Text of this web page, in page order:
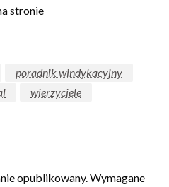
stronie
poradnik windykacyjny
wierzyciele
opublikowany.Wymagane